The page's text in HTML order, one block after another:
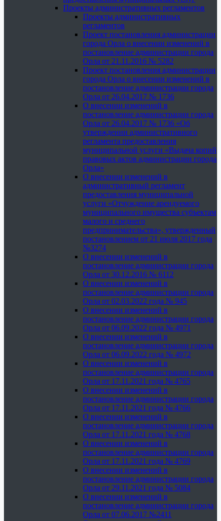
Проекты административных регламентов
Проекты административных
регламентов
Проект постановления администрации
города Орла о внесении изменений в
постановление администрации города
Орла от 21.11.2016 № 5282
Проект постановления администрации
города Орла о внесении изменений в
постановление администрации города
Орла от 26.04.2017 № 1736
О внесении изменений в
постановление администрации города
Орла от 26.04.2017 № 1736 «Об
утверждении административного
регламента предоставления
муниципальной услуги «Выдача копий
правовых актов администрации города
Орла»
О внесении изменений в
административный регламент
предоставления муниципальной
услуги «Отчуждение арендуемого
муниципального имущества субъектам
малого и среднего
предпринимательства», утвержденный
постановлением от 21 июля 2017 года
№3274
О внесении изменений в
постановление администрации города
Орла от 30.12.2016 № 6112
О внесении изменений в
постановление администрации города
Орла от 02.03.2022 года № 945
О внесении изменений в
постановление администрации города
Орла от 06.09.2022 года № 4971
О внесении изменений в
постановление администрации города
Орла от 06.09.2022 года № 4972
О внесении изменений в
постановление администрации города
Орла от 17.11.2021 года № 4765
О внесении изменений в
постановление администрации города
Орла от 17.11.2021 года № 4766
О внесении изменений в
постановление администрации города
Орла от 17.11.2021 года № 4768
О внесении изменений в
постановление администрации города
Орла от 17.11.2021 года № 4769
О внесении изменений в
постановление администрации города
Орла от 29.11.2021 года № 5084
О внесении изменений в
постановление администрации города
Орла от 07.06.2017 №2411